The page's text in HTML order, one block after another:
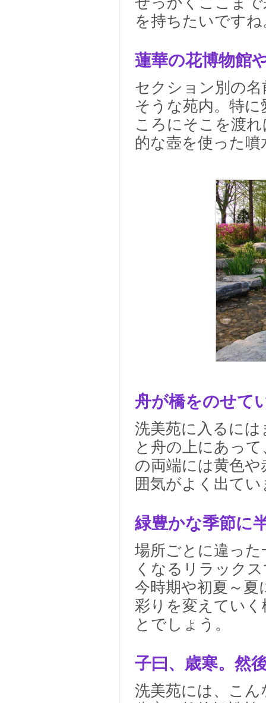
を持ちたいですね
蓮華の花博物館
セクション別の
そうな苑内。特
ころにそこを渡
的な壺を使った
舟が橋をのせて
洗美苑に入るに
と舟の上にあっ
の両端には黄色
囲気がよく出てい
緑豊かな季節に
場所ごとに違っ
くなるリラック
今時期や初夏～
彩りを変えてい
とでしょう。
子曰、歳寒。然
洗美苑には、こ